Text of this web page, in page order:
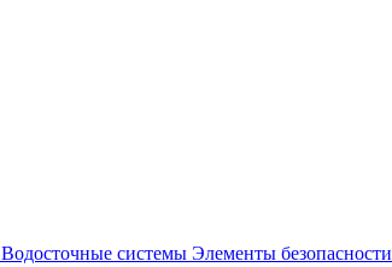
Водосточные системы Элементы безопасности